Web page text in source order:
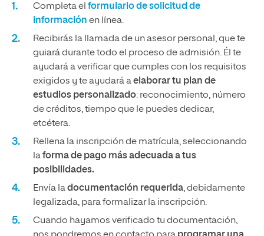
Completa el formulario de solicitud de
información en línea.
Recibirás la llamada de un asesor personal, que te
guiará durante todo el proceso de admisión. Él te
ayudará a verificar que cumples con los requisitos
exigidos y te ayudará aelaborar tu plan de
estudios personalizado: reconocimiento, número
de créditos, tiempo que le puedes dedicar,
etcétera.
Rellena la inscripción de matrícula, seleccionando
laforma de pago más adecuada a tus
posibilidades.
Envía ladocumentación requerida, debidamente
legalizada, para formalizar la inscripción.
Cuando hayamos verificado tu documentación,